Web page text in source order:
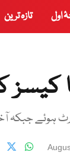
اول تازہ ترین
تعداد2